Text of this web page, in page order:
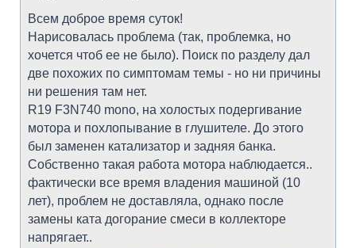
Всем доброе время суток!
Нарисовалась проблема (так, проблемка, но
хочется чтоб ее не было). Поиск по разделу дал
две похожих по симптомам темы - но ни причины
ни решения там нет.
R19 F3N740 mono, на холостых подергивание
мотора и похлопывание в глушителе. До этого
был заменен катализатор и задняя банка.
Собственно такая работа мотора наблюдается..
фактически все время владения машиной (10
лет), проблем не доставляла, однако после
замены ката догорание смеси в коллекторе
напрягает..